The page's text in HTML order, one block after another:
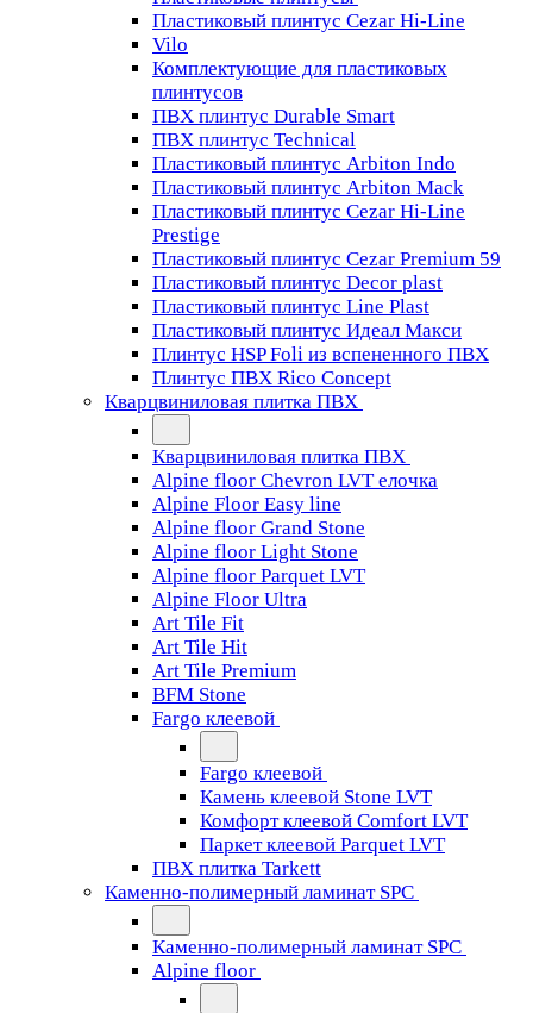
Пластиковый плинтус Cezar Hi-Line
Vilo
Комплектующие для пластиковых
плинтусов
ПВХ плинтус Durable Smart
ПВХ плинтус Technical
Пластиковый плинтус Arbiton Indo
Пластиковый плинтус Arbiton Mack
Пластиковый плинтус Cezar Hi-Line
Prestige
Пластиковый плинтус Cezar Premium 59
Пластиковый плинтус Decor plast
Пластиковый плинтус Line Plast
Пластиковый плинтус Идеал Макси
Плинтус HSP Foli из вспененного ПВХ
Плинтус ПВХ Rico Concept
Кварцвиниловая плитка ПВХ
Кварцвиниловая плитка ПВХ
Alpine floor Chevron LVT елочка
Alpine Floor Easy line
Alpine floor Grand Stone
Alpine floor Light Stone
Alpine floor Parquet LVT
Alpine Floor Ultra
Art Tile Fit
Art Tile Hit
Art Tile Premium
BFM Stone
Fargo клеевой
Fargo клеевой
Камень клеевой Stone LVT
Комфорт клеевой Comfort LVT
Паркет клеевой Parquet LVT
ПВХ плитка Tarkett
Каменно-полимерный ламинат SPC
Каменно-полимерный ламинат SPC
Alpine floor